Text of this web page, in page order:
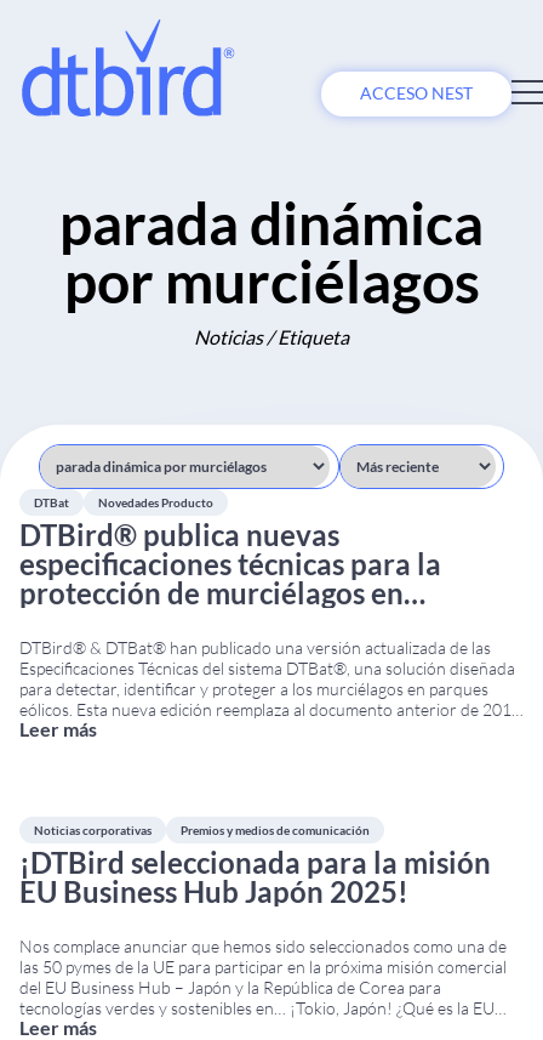
ACCESO NEST
parada dinámica
por murciélagos
Noticias / Etiqueta
DTBat Novedades Producto
DTBird® publica nuevas
especificaciones técnicas para la
protección de murciélagos en
DTBird® & DTBat® han publicado una versión actualizada de las
Especificaciones Técnicas del sistema DTBat®, una solución diseñada
para detectar, identificar y proteger a los murciélagos en parques
eólicos. Esta nueva edición reemplaza al documento anterior de 2016
e incorpora importantes mejoras técnicas, operativas y de instalación.
Leer más
Noticias corporativas Premios y medios de comunicación
¡DTBird seleccionada para la misión
EU Business Hub Japón 2025!
Nos complace anunciar que hemos sido seleccionados como una de
las 50 pymes de la UE para participar en la próxima misión comercial
del EU Business Hub – Japón y la República de Corea para
tecnologías verdes y sostenibles en… ¡Tokio, Japón! ¿Qué es la EU
Business Hub Japón 2025? Se trata de un programa
Leer más